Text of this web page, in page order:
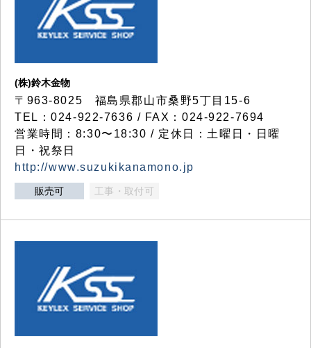
(株)鈴木金物
〒963-8025 福島県郡山市桑野5丁目15-6
TEL：024-922-7636 / FAX：024-922-7694
営業時間：8:30〜18:30 / 定休日：土曜日・日曜
日・祝祭日
http://www.suzukikanamono.jp
販売可 工事・取付可